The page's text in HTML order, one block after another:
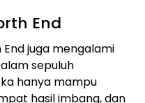
End
juga mengalami
sepuluh
hanya mampu
hasil imbang, dan